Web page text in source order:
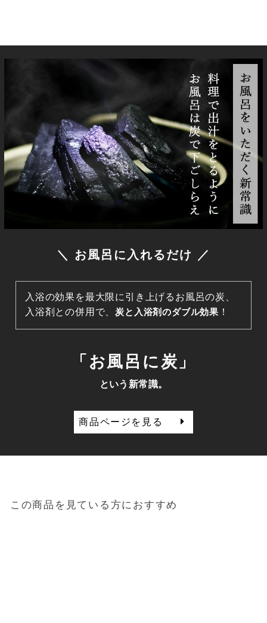
＼ お風呂に入れるだけ ／
入浴の効果を最大限に引き上げるお風呂の炭、
入浴剤との併用で、炭と入浴剤のダブル効果 ！
「お風呂に炭」
という新常識。
商品ページを見る
この商品を見ている方におすすめ